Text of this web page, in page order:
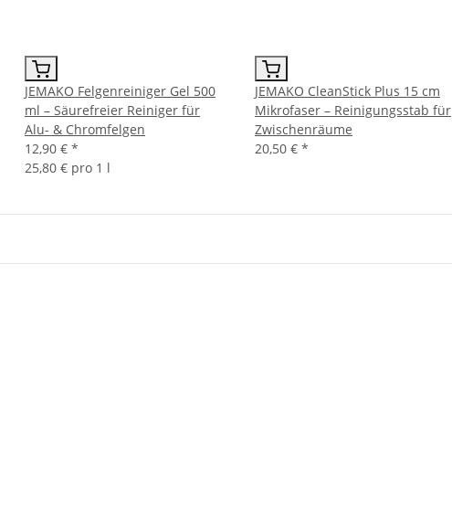
JEMAKO Felgenreiniger Gel 500
ml – Säurefreier Reiniger für
Alu- & Chromfelgen
12,90 € *
25,80 € pro 1 l
JEMAKO CleanStick Plus 15 cm
Mikrofaser – Reinigungsstab für
Zwischenräume
20,50 € *